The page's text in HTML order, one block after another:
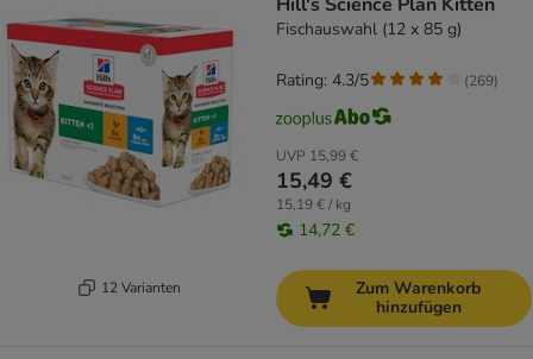
12 Varianten
Fischauswahl (12 x 85 g)
UVP 15,99 €
15,49 €
15,19 € / kg
14,72 €
Rating: 4.3/5 (269)
Zum Warenkorb
hinzufügen